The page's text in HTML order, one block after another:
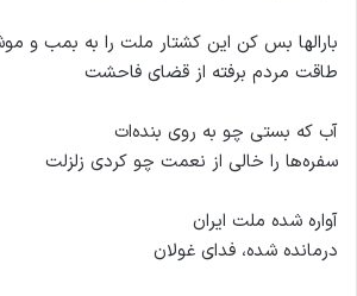
بارالها بس کن این کشتار ملت را به بمب و
طاقت مردم برفته از قضای فاحشت
آب که بستی چو به روی بنده‌ات
سفره‌ها را خالی از نعمت چو کردی زلزلت
آواره شده ملت ایران
درمانده شده، فدای غولان